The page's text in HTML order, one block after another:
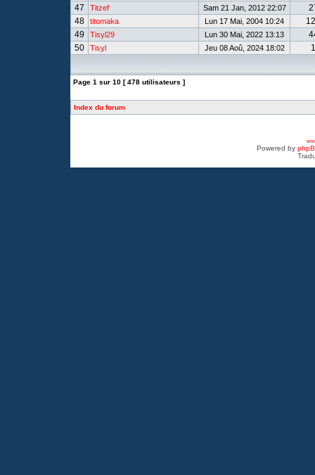
47
Titzef Sam 21 Jan, 2012 22:07
48
titomaka Lun 17 Mai, 2004 10:24
49
Tisyl29 Lun 30 Mai, 2022 13:13
50
Tisyl Jeu 08 Aoû, 2024 18:02
Page 1 sur 10 [ 478 utilisateurs ]
Index du forum
Powered by